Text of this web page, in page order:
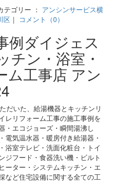
ゴリー ： アンシンサービス横
区 ｜ コメント（0）
例ダイジェス
チン・浴室・
ム工事店 アン
だいた、給湯機器とキッチンリ
レリフォーム工事の施工事例を
・エコジョーズ・瞬間湯沸し
電気温水器・暖房付き給湯器・
浴室テレビ・洗面化粧台・トイ
ジフード・食器洗い機・ビルト
ーター・システムキッチン・エ
など住宅設備に関する全ての工